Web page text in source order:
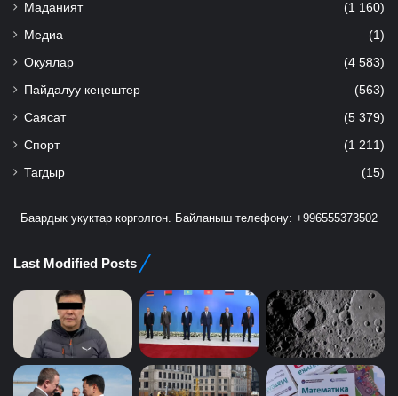
Маданият (1 160)
Медиа (1)
Окуялар (4 583)
Пайдалуу кеңештер (563)
Саясат (5 379)
Спорт (1 211)
Тагдыр (15)
Баардык укуктар корголгон. Байланыш телефону: +996555373502
Last Modified Posts